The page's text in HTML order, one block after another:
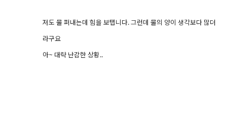
저도 물 퍼내는데 힘을 보탭니다. 그런데 물의 양이 생각보다 많더
라구요
아~ 대략 난감한 상황..